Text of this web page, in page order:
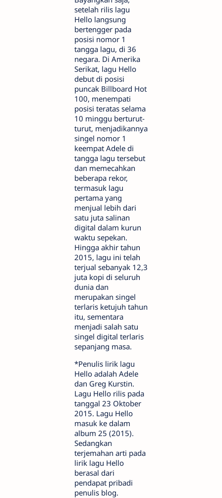
setelah rilis lagu
Hello langsung
bertengger pada
posisi nomor 1
tangga lagu, di 36
negara. Di Amerika
Serikat, lagu Hello
debut di posisi
puncak Billboard Hot
100, menempati
posisi teratas selama
10 minggu berturut-
turut, menjadikannya
singel nomor 1
keempat Adele di
tangga lagu tersebut
dan memecahkan
beberapa rekor,
termasuk lagu
pertama yang
menjual lebih dari
satu juta salinan
digital dalam kurun
waktu sepekan.
Hingga akhir tahun
2015, lagu ini telah
terjual sebanyak 12,3
juta kopi di seluruh
dunia dan
merupakan singel
terlaris ketujuh tahun
itu, sementara
menjadi salah satu
singel digital terlaris
sepanjang masa.
*Penulis lirik lagu
Hello adalah Adele
dan Greg Kurstin.
Lagu Hello rilis pada
tanggal 23 Oktober
2015. Lagu Hello
masuk ke dalam
album 25 (2015).
Sedangkan
terjemahan arti pada
lirik lagu Hello
berasal dari
pendapat pribadi
penulis blog.